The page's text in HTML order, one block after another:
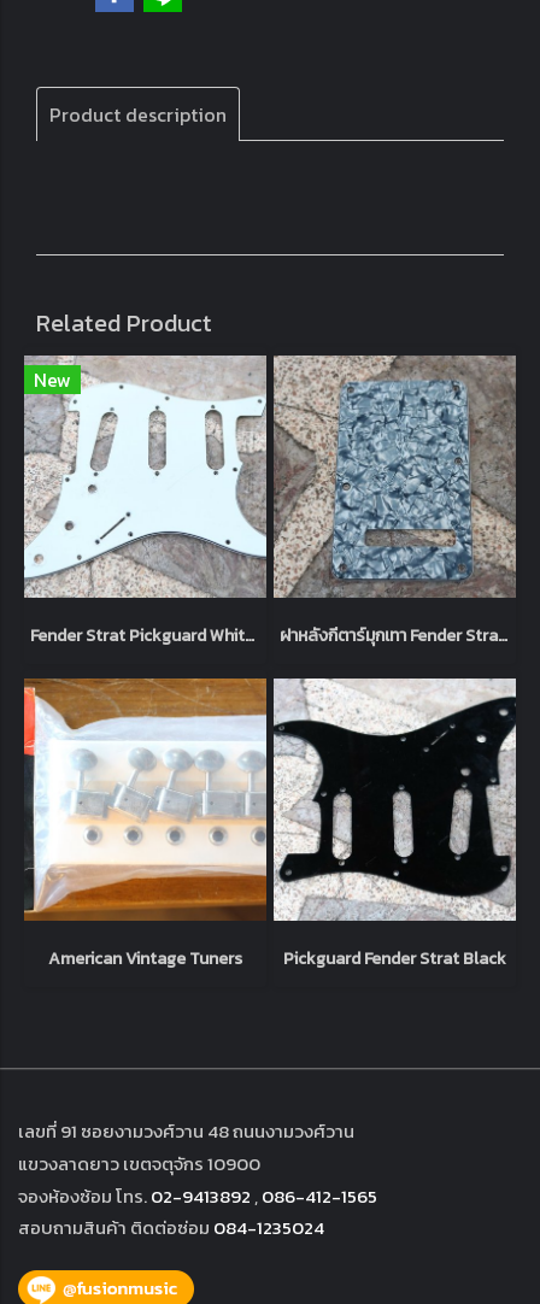
Product description
Related Product
New
Fender Strat Pickguard White SSS ฝาหลังกีตาร์มุกเทา Fender Strat Stratocaster
American Vintage Tuners Pickguard Fender Strat Black
เลขที่ 91 ซอยงามวงศ์วาน 48 ถนนงามวงศ์วาน
แขวงลาดยาว เขตจตุจักร 10900
จองห้องซ้อม โทร.02-9413892 ,086-412-1565
สอบถามสินค้า ติดต่อซ่อม 084-1235024